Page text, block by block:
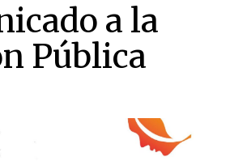
a la
Pública